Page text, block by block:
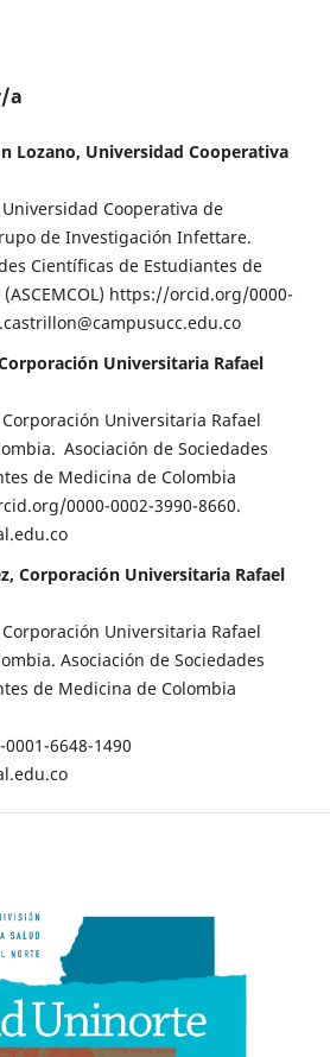
a
Lozano, Universidad Cooperativa
Cooperativa de
de Investigación Infettare.
Científicas de Estudiantes de
https://orcid.org/0000-
Universitaria Rafael
Universitaria Rafael
Asociación de Sociedades
de Medicina de Colombia
0000-0002-3990-8660.
Corporación Universitaria Rafael
Universitaria Rafael
Asociación de Sociedades
de Medicina de Colombia
6648-1490